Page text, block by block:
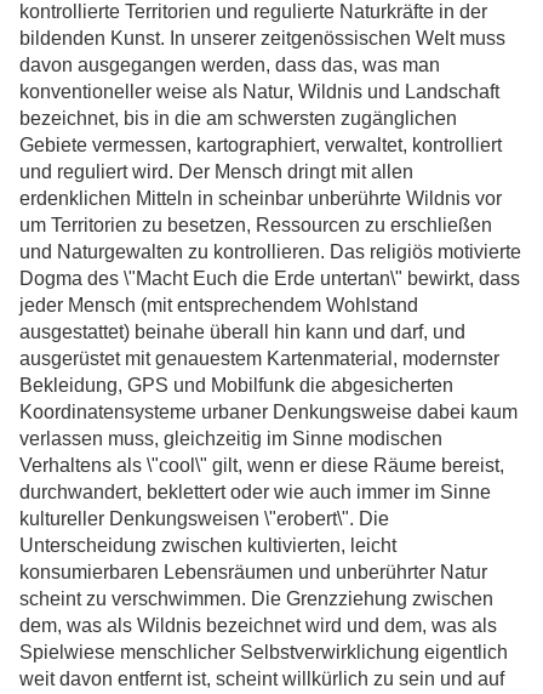
kontrollierte Territorien und regulierte Naturkräfte in der
bildenden Kunst. In unserer zeitgenössischen Welt muss
davon ausgegangen werden, dass das, was man
konventioneller weise als Natur, Wildnis und Landschaft
bezeichnet, bis in die am schwersten zugänglichen
Gebiete vermessen, kartographiert, verwaltet, kontrolliert
und reguliert wird. Der Mensch dringt mit allen
erdenklichen Mitteln in scheinbar unberührte Wildnis vor
um Territorien zu besetzen, Ressourcen zu erschließen
und Naturgewalten zu kontrollieren. Das religiös motivierte
Dogma des \"Macht Euch die Erde untertan\" bewirkt, dass
jeder Mensch (mit entsprechendem Wohlstand
ausgestattet) beinahe überall hin kann und darf, und
ausgerüstet mit genauestem Kartenmaterial, modernster
Bekleidung, GPS und Mobilfunk die abgesicherten
Koordinatensysteme urbaner Denkungsweise dabei kaum
verlassen muss, gleichzeitig im Sinne modischen
Verhaltens als \"cool\" gilt, wenn er diese Räume bereist,
durchwandert, beklettert oder wie auch immer im Sinne
kultureller Denkungsweisen \"erobert\". Die
Unterscheidung zwischen kultivierten, leicht
konsumierbaren Lebensräumen und unberührter Natur
scheint zu verschwimmen. Die Grenzziehung zwischen
dem, was als Wildnis bezeichnet wird und dem, was als
Spielwiese menschlicher Selbstverwirklichung eigentlich
weit davon entfernt ist, scheint willkürlich zu sein und auf